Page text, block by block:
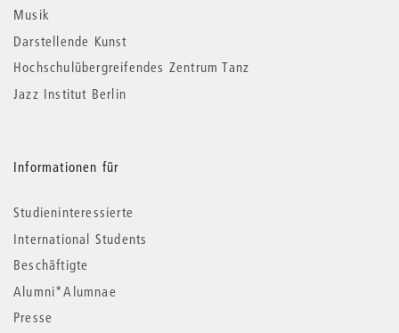
Musik
Darstellende Kunst
Hochschulübergreifendes Zentrum Tanz
Jazz Institut Berlin
Informationen für
Studieninteressierte
International Students
Beschäftigte
Alumni*Alumnae
Presse